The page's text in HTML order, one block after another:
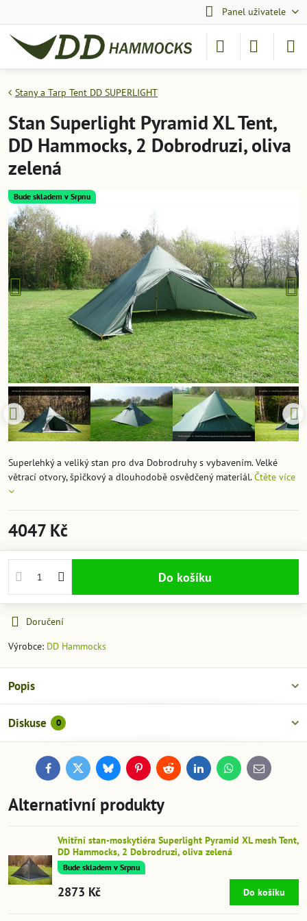
Panel uživatele
Bude skladem v Srpnu
Stany a Tarp Tent DD SUPERLIGHT
Stan Superlight Pyramid XL Tent,
DD Hammocks, 2 Dobrodruzi, oliva
zelená
Superlehký a veliký stan pro dva Dobrodruhy s vybavením. Velké
větrací otvory, špičkový a dlouhodobě osvědčený materiál.Čtěte více
4047 Kč
Do košíku
Doručení
Výrobce: DD Hammocks
Popis
Diskuse 0
FacebookTwitterBlueskyPinterestReddit LinkedInWhatsApp
E-
mail
Alternativní produkty
Vnitřní stan-moskytiéra Superlight Pyramid XL mesh Tent,
DD Hammocks, 2 Dobrodruzi, oliva zelená
Bude skladem v Srpnu
2873 Kč Do košíku